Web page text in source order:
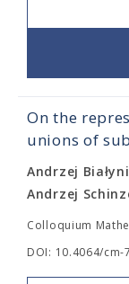
On the
unions of
Andrzej
Andrzej
Colloquium
DOI: 10.4064/cm-